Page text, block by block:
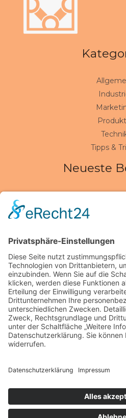
Tipps &
Neueste
den Unterschied zwischen
Kalk im System? So
Robuste
und
Moderne
So verändern modulare
© 2026